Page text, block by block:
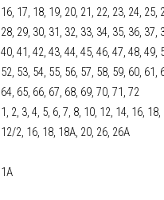
16, 17, 18, 19, 20, 21, 22, 23, 24, 25,
28, 29, 30, 31, 32, 33, 34, 35, 36, 37,
40, 41, 42, 43, 44, 45, 46, 47, 48, 49,
52, 53, 54, 55, 56, 57, 58, 59, 60, 61,
64, 65, 66, 67, 68, 69, 70, 71, 72
1, 2, 3, 4, 5, 6, 7, 8, 10, 12, 14, 16, 18,
12/2, 16, 18, 18А, 20, 26, 26А
1А